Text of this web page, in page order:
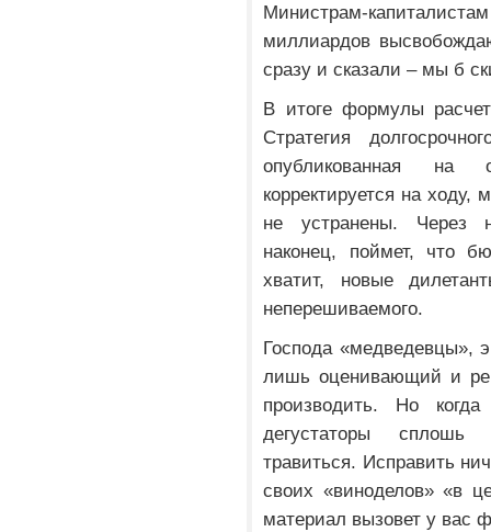
Министрам-
миллиардов
сразу и сказали – мы б
В итоге формулы
Стратегия
опубликованная на
корректируется на ходу,
не устранены. Через
наконец, поймет, что
хватит, новые
неперешиваемого.
Господа «медведевцы»,
лишь оценивающий и
производить. Но
дегустаторы сплошь
травиться. Исправить
своих «виноделов» «в
материал вызовет у вас